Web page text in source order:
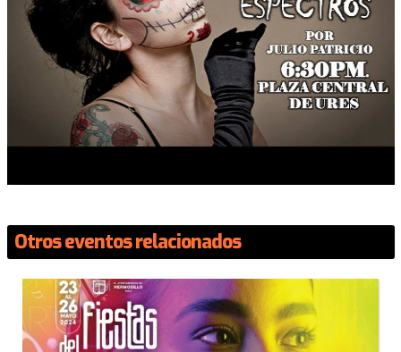
Otros eventos relacionados